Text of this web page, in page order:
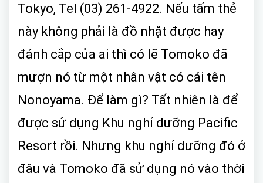
Tokyo, Tel (03) 261-4922. Nếu tấm thẻ
này không phải là đồ nhặt được hay
đánh cắp của ai thì có lẽ Tomoko đã
mượn nó từ một nhân vật có cái tên
Nonoyama. Để làm gì? Tất nhiên là để
được sử dụng Khu nghỉ dưỡng Pacific
Resort rồi. Nhưng khu nghỉ dưỡng đó ở
đâu và Tomoko đã sử dụng nó vào thời